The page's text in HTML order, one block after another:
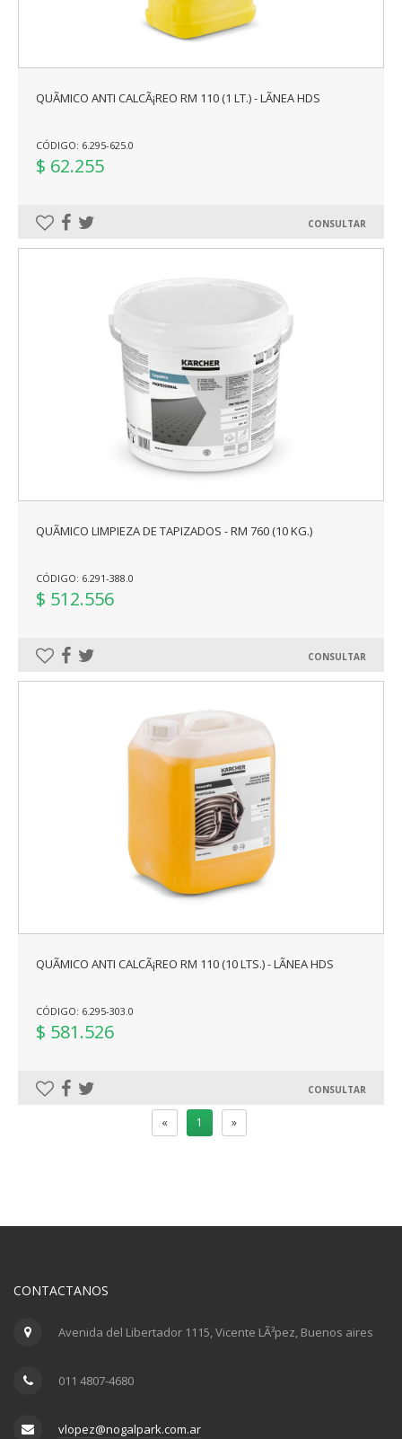
QUÃ­MICO ANTI CALCÃ¡REO RM 110 (1 LT.) - LÃ­NEA HDS
CÓDIGO: 6.295-625.0
$ 62.255
CONSULTAR
QUÃ­MICO LIMPIEZA DE TAPIZADOS - RM 760 (10 KG.)
CÓDIGO: 6.291-388.0
$ 512.556
CONSULTAR
QUÃ­MICO ANTI CALCÃ¡REO RM 110 (10 LTS.) - LÃ­NEA HDS
CÓDIGO: 6.295-303.0
$ 581.526
CONSULTAR
« 1 »
CONTACTANOS
Avenida del Libertador 1115, Vicente LÃ³pez, Buenos aires
011 4807-4680
vlopez@nogalpark.com.ar